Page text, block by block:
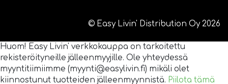
© Easy Livin' Distribution Oy 2026
Huom! Easy Livin' verkkokauppa on tarkoitettu
rekisteröityneille jälleenmyyjille. Ole yhteydessä
myyntitiimiimme (myynti@easylivin.fi) mikäli olet
kiinnostunut tuotteiden jälleenmyynnistä. Piilota tämä